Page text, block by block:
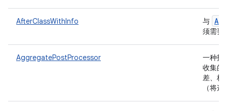
AfterClassWithInfo 与
须需要
AggregatePostProcessor
一种指
收集的
差、标
（将